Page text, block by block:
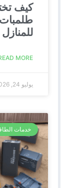
كيف
طلمبات
MORE »
يوليو 24, 2026
خدمات